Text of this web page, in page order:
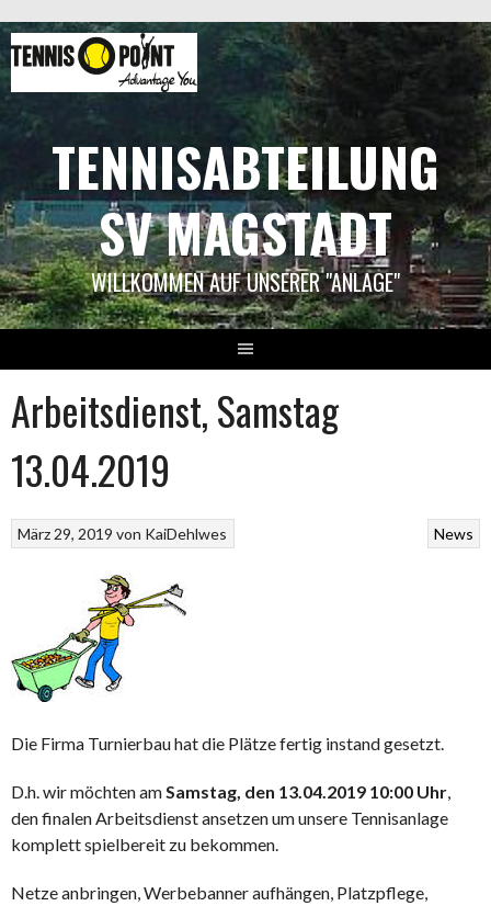
zum
Inhalt
TENNISABTEILUNG
SV MAGSTADT
WILLKOMMEN AUF UNSERER "ANLAGE"
Arbeitsdienst, Samstag
13.04.2019
News
März 29, 2019 von KaiDehlwes
Die Firma Turnierbau hat die Plätze fertig instand gesetzt.
D.h. wir möchten am Samstag, den 13.04.2019 10:00 Uhr
den finalen Arbeitsdienst ansetzen um unsere Tennisanlage
komplett spielbereit zu bekommen.
Netze anbringen, Werbebanner aufhängen, Platzpflege,